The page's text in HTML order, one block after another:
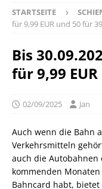
STARTSEITE
für 9,99 EUR und 50 für
Bis
für 9,99
02/09/2025 Jan
Auch wenn die Bahn
Verkehrsmitteln
auch die Autobahnen
kommenden
Bahncard habt, bietet